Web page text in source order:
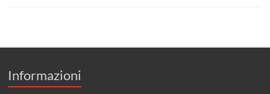
Informazioni